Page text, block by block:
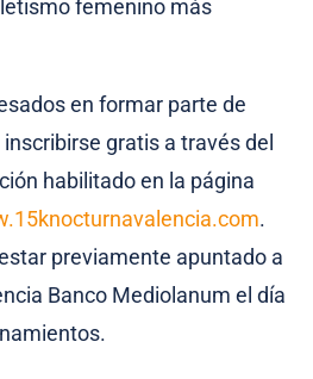
femenino más
en formar parte de
gratis a través del
habilitado en la página
.
previamente apuntado a
Banco Mediolanum el día